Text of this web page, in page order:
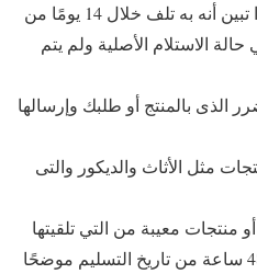
ثم إنه يمكن إرجاع منتجك إذا تبين أنه به تلف خلال 14 يومًا من
الاستلام الأصلية ولم يتم
3 صور للضرر الذى بالمنتج أو طلبك وإرسالها
مثل الأثاث والديكور والتى
منتجات معيبة من التي تلقيتها
فيجب الإبلاغ بها في غضون 48 ساعة من تاريخ التسليم موضحًا